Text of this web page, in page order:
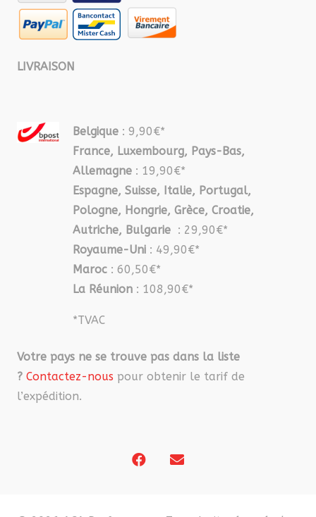
LIVRAISON
Belgique : 9,90€*
France, Luxembourg, Pays-Bas,
Allemagne : 19,90€*
Espagne, Suisse, Italie, Portugal,
Pologne, Hongrie, Grèce, Croatie,
Autriche, Bulgarie : 29,90€*
Royaume-Uni : 49,90€*
Maroc : 60,50€*
La Réunion : 108,90€*
*TVAC
Votre pays ne se trouve pas dans la liste
? Contactez-nous pour obtenir le tarif de
l’expédition.